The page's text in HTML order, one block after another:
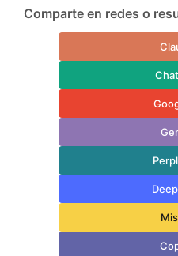
Comparte en redes o